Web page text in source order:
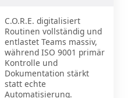
C.O.R.E. digitalisiert
Routinen vollständig und
entlastet Teams massiv,
während ISO 9001 primär
Kontrolle und
Dokumentation stärkt
statt echte
Automatisierung.